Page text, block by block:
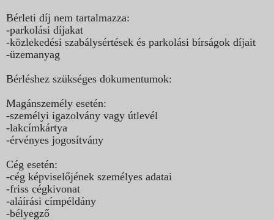
Bérleti díj nem tartalmazza:
-parkolási díjakat
-közlekedési szabálysértések és parkolási bírságok díjait
-üzemanyag
Bérléshez szükséges dokumentumok:
Magánszemély esetén:
-személyi igazolvány vagy útlevél
-lakcímkártya
-érvényes jogosítvány
Cég esetén:
-cég képviselőjének személyes adatai
-friss cégkivonat
-aláírási címpéldány
-bélyegző